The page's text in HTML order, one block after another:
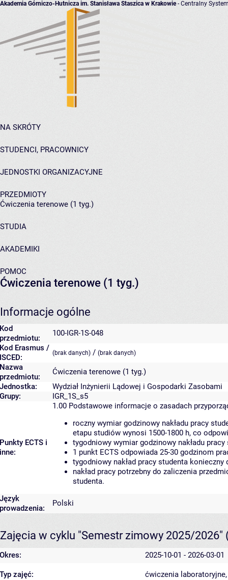
Akademia Górniczo-Hutnicza im. Stanisława Staszica w Krakowie- Centralny
NA SKRÓTY
STUDENCI, PRACOWNICY
JEDNOSTKI ORGANIZACYJNE
PRZEDMIOTY
Ćwiczenia terenowe (1 tyg.)
STUDIA
AKADEMIKI
POMOC
Ćwiczenia terenowe (1 tyg.)
Informacje ogólne
Kod
przedmiotu:
100-IGR-1S-048
Kod Erasmus /
ISCED:
(brak danych) / (brak danych)
Nazwa
przedmiotu:
Ćwiczenia terenowe (1 tyg.)
Jednostka:
Wydział Inżynierii Lądowej i Gospodarki Zasobami
Grupy:
IGR_1S_s5
Punkty ECTS i
inne:
1.00 Podstawowe informacje o zasadach
roczny wymiar godzinowy nakładu pracy
etapu studiów wynosi 1500-1800 h, co
tygodniowy wymiar godzinowy nakładu
1 punkt ECTS odpowiada 25-30 godzinom
tygodniowy nakład pracy studenta
nakład pracy potrzebny do zaliczenia
studenta.
Język
prowadzenia:
Polski
Zajęcia w cyklu "Semestr zimowy 2025/2026"
Okres: 2025-10-01 - 2026-03-01
Typ zajęć: ćwiczenia